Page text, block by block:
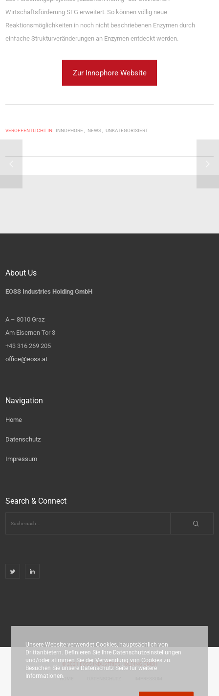
Wirtschaftsförderung SFG erweitert. So können völlig neue
Reaktionsmöglichkeiten in noch nicht beschriebenen Enzymen durch
einfache Strukturveränderungen an Enzymen entdeckt werden.
Zur Innophore Website
VERÖFFENTLICHT IN: INNOPHORE NEWS UNKATEGORISIERT
About Us
EOSS Industries Holding GmbH
A – 8010 Graz
Am Eisernen Tor 3
+43 316 269 205
office@eoss.at
Navigation
Home
Datenschutz
Impressum
Search & Connect
© 2021 EOSS INDUSTRIES HOLDING GMBH
HOME
Unsere Website verwendet Cookies, hauptsächlich von
Drittanbietern. Definieren Sie Ihre Datenschutzeinstellungen
und/oder stimmen Sie der Verwendung von Cookies zu.
Besuchen Sie unsere Datenschutz Seite für weitere
Informationen.